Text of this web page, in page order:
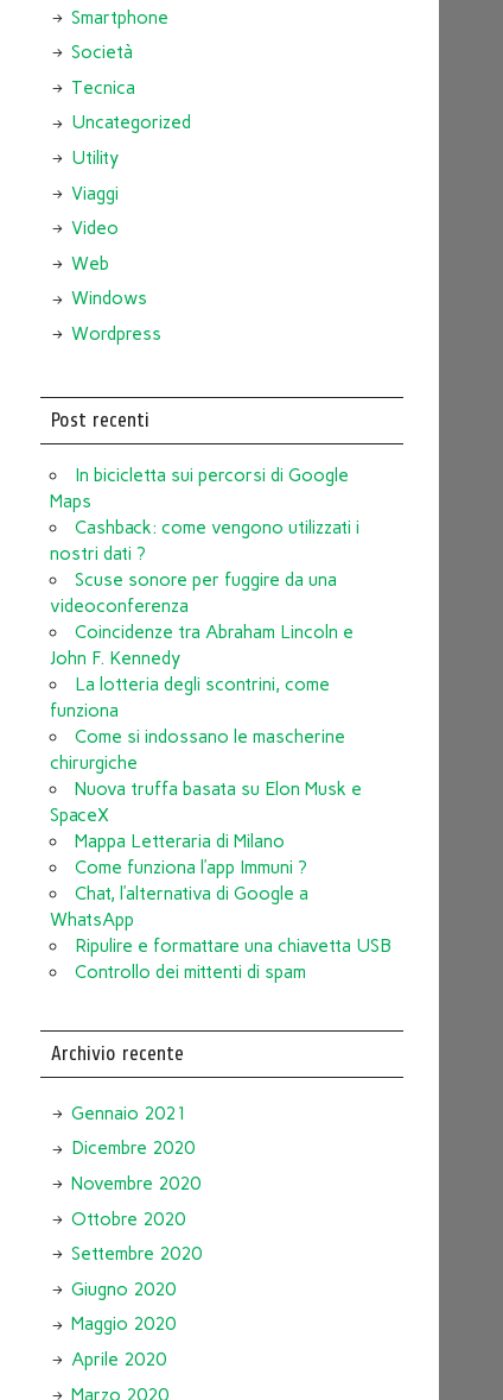
Smartphone
Società
Tecnica
Uncategorized
Utility
Viaggi
Video
Web
Windows
Wordpress
Post recenti
In bicicletta sui percorsi di Google
Maps
Cashback: come vengono utilizzati i
nostri dati ?
Scuse sonore per fuggire da una
videoconferenza
Coincidenze tra Abraham Lincoln e
John F. Kennedy
La lotteria degli scontrini, come
funziona
Come si indossano le mascherine
chirurgiche
Nuova truffa basata su Elon Musk e
SpaceX
Mappa Letteraria di Milano
Come funziona l’app Immuni ?
Chat, l’alternativa di Google a
WhatsApp
Ripulire e formattare una chiavetta USB
Controllo dei mittenti di spam
Archivio recente
Gennaio 2021
Dicembre 2020
Novembre 2020
Ottobre 2020
Settembre 2020
Giugno 2020
Maggio 2020
Aprile 2020
Marzo 2020